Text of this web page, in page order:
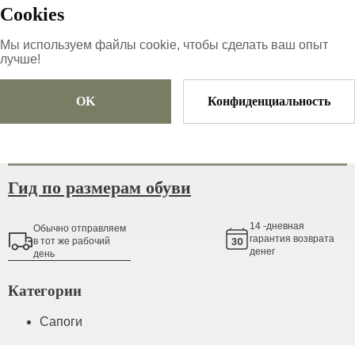
Cookies
Мы используем файлы cookie, чтобы сделать ваш опыт
лучше!
OK Конфиденциальность
Размер
Гид по размерам обуви
Обычно oтправляем
в тот же рабочий
день
14 -дневная
гарантия возврата
денег
Категории
Сапоги